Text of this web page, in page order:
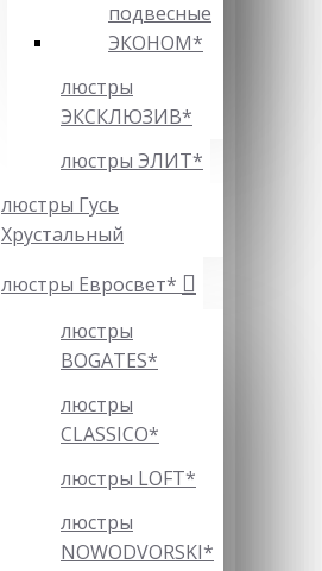
подвесные
ЭКОНОМ*
люстры
ЭКСКЛЮЗИВ*
люстры ЭЛИТ*
люстры Гусь
Хрустальный
люстры Евросвет*
люстры
BOGATES*
люстры
CLASSICO*
люстры LOFT*
люстры
NOWODVORSKI*